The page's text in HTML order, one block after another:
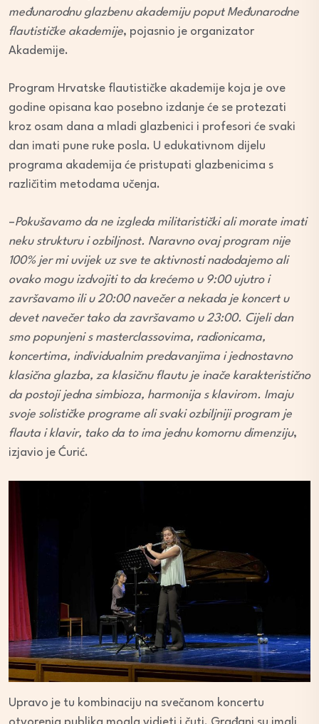
međunarodnu glazbenu akademiju poput Međunarodne
flautističke akademije, pojasnio je organizator
Akademije.
Program Hrvatske flautističke akademije koja je ove
godine opisana kao posebno izdanje će se protezati
kroz osam dana a mladi glazbenici i profesori će svaki
dan imati pune ruke posla. U edukativnom dijelu
programa akademija će pristupati glazbenicima s
različitim metodama učenja.
–Pokušavamo da ne izgleda militaristički ali morate imati
neku strukturu i ozbiljnost. Naravno ovaj program nije
100% jer mi uvijek uz sve te aktivnosti nadodajemo ali
ovako mogu izdvojiti to da krećemo u 9:00 ujutro i
završavamo ili u 20:00 navečer a nekada je koncert u
devet navečer tako da završavamo u 23:00. Cijeli dan
smo popunjeni s masterclassovima, radionicama,
koncertima, individualnim predavanjima i jednostavno
klasična glazba, za klasičnu flautu je inače karakteristično
da postoji jedna simbioza, harmonija s klavirom. Imaju
svoje solističke programe ali svaki ozbiljniji program je
flauta i klavir, tako da to ima jednu komornu dimenziju,
izjavio je Ćurić.
Upravo je tu kombinaciju na svečanom koncertu